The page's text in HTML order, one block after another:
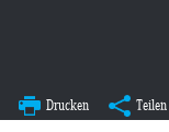
Drucken Teilen